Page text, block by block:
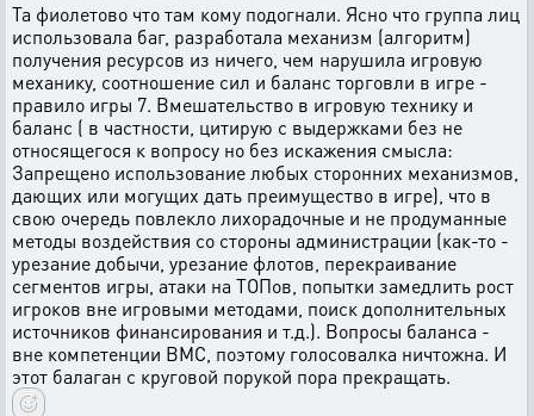
Та фиолетово что там кому подогнали. Ясно что группа лиц
использовала баг, разработала механизм (алгоритм)
получения ресурсов из ничего, чем нарушила игровую
механику, соотношение сил и баланс торговли в игре -
правило игры 7. Вмешательство в игровую технику и
баланс ( в частности, цитирую с выдержками без не
относящегося к вопросу но без искажения смысла:
Запрещено использование любых сторонних механизмов,
дающих или могущих дать преимущество в игре), что в
свою очередь повлекло лихорадочные и не продуманные
методы воздействия со стороны администрации (как-то -
урезание добычи, урезание флотов, перекраивание
сегментов игры, атаки на ТОПов, попытки замедлить рост
игроков вне игровыми методами, поиск дополнительных
источников финансирования и т.д.). Вопросы баланса -
вне компетенции ВМС, поэтому голосовалка ничтожна. И
этот балаган с круговой порукой пора прекращать.